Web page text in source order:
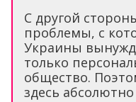
С другой
проблемы, с
Украины
только
общество.
здесь